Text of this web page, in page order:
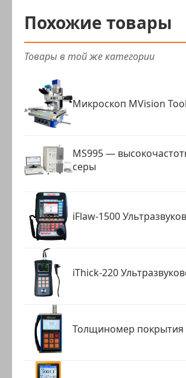
Похожие товары
Товары в той же категории
Микроскоп MVision
MS995 —
серы
iFlaw-1500
iThick-220
Толщиномер покрытия